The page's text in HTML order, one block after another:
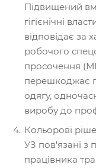
Підвищений
гігієнічні
відповідає за
робочого
просочення
перешкоджає
одягу,
виробу до
Кольорові
УЗ пов'язані з
працівника